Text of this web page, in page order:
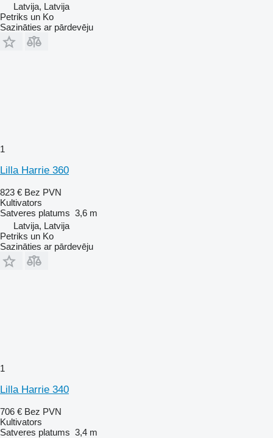
Latvija, Latvija
Petriks un Ko
Sazināties ar pārdevēju
1
Lilla Harrie 360
823 € Bez PVN
Kultivators
Satveres platums 3,6 m
Latvija, Latvija
Petriks un Ko
Sazināties ar pārdevēju
1
Lilla Harrie 340
706 € Bez PVN
Kultivators
Satveres platums 3,4 m